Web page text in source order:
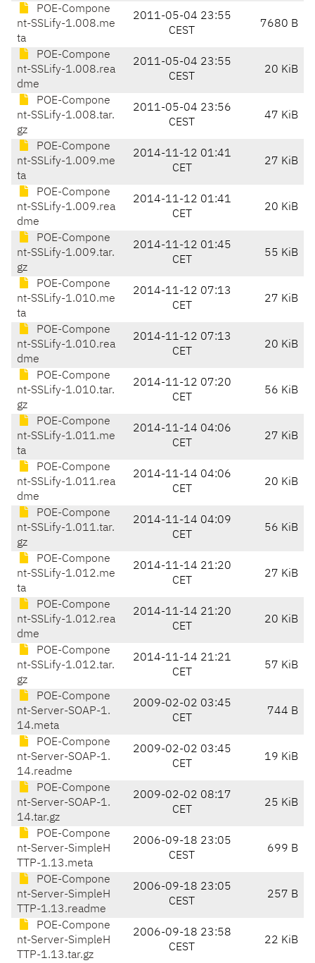
POE-Compone
nt-SSLify-1.008.me
ta
2011-05-04 23:55
CEST
7680 B
POE-Compone
nt-SSLify-1.008.rea
dme
2011-05-04 23:55
CEST
20 KiB
POE-Compone
nt-SSLify-1.008.tar.
gz
2011-05-04 23:56
CEST
47 KiB
POE-Compone
nt-SSLify-1.009.me
ta
2014-11-12 01:41
CET
27 KiB
POE-Compone
nt-SSLify-1.009.rea
dme
2014-11-12 01:41
CET
20 KiB
POE-Compone
nt-SSLify-1.009.tar.
gz
2014-11-12 01:45
CET
55 KiB
POE-Compone
nt-SSLify-1.010.me
ta
2014-11-12 07:13
CET
27 KiB
POE-Compone
nt-SSLify-1.010.rea
dme
2014-11-12 07:13
CET
20 KiB
POE-Compone
nt-SSLify-1.010.tar.
gz
2014-11-12 07:20
CET
56 KiB
POE-Compone
nt-SSLify-1.011.me
ta
2014-11-14 04:06
CET
27 KiB
POE-Compone
nt-SSLify-1.011.rea
dme
2014-11-14 04:06
CET
20 KiB
POE-Compone
nt-SSLify-1.011.tar.
gz
2014-11-14 04:09
CET
56 KiB
POE-Compone
nt-SSLify-1.012.me
ta
2014-11-14 21:20
CET
27 KiB
POE-Compone
nt-SSLify-1.012.rea
dme
2014-11-14 21:20
CET
20 KiB
POE-Compone
nt-SSLify-1.012.tar.
gz
2014-11-14 21:21
CET
57 KiB
POE-Compone
nt-Server-SOAP-1.
14.meta
2009-02-02 03:45
CET
744 B
POE-Compone
nt-Server-SOAP-1.
14.readme
2009-02-02 03:45
CET
19 KiB
POE-Compone
nt-Server-SOAP-1.
14.tar.gz
2009-02-02 08:17
CET
25 KiB
POE-Compone
nt-Server-SimpleH
TTP-1.13.meta
2006-09-18 23:05
CEST
699 B
POE-Compone
nt-Server-SimpleH
TTP-1.13.readme
2006-09-18 23:05
CEST
257 B
POE-Compone
nt-Server-SimpleH
TTP-1.13.tar.gz
2006-09-18 23:58
CEST
22 KiB